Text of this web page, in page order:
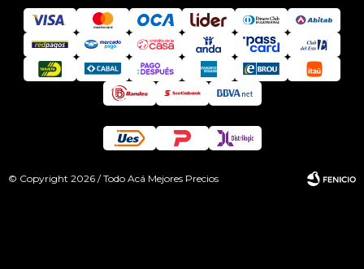
© Copyright 2026 / Todo Acá Mejores Precios